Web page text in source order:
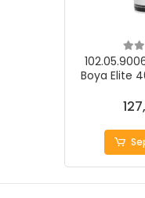
Boya Elite